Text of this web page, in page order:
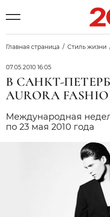
Главная страница Стиль жизни
07.05.2010 16:05
В САНКТ-
AURORA
Международная
по 23 мая 2010 года